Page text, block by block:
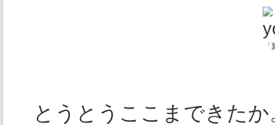
とうとうここまできたか